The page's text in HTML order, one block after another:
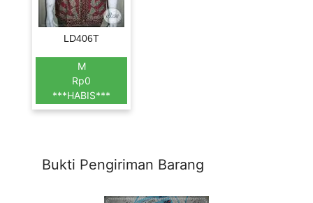
LD406T
M
Rp0
***HABIS***
Bukti Pengiriman Barang